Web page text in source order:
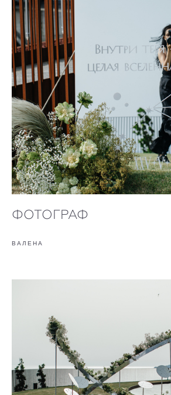
ФОТОГРАФ
ВАЛЕНА